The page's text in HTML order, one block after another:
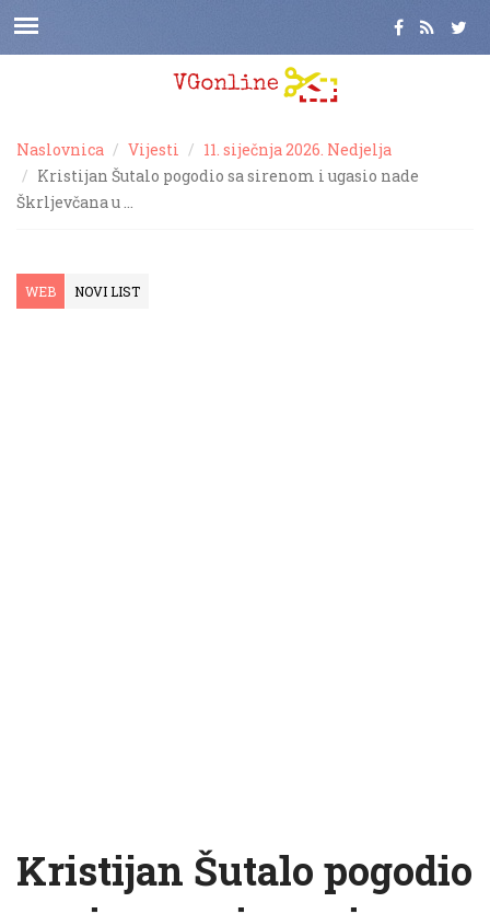
Naslovnica Vijesti
11. siječnja 2026. Nedjelja
Kristijan Šutalo pogodio sa sirenom i ugasio nade
Škrljevčana u …
WEB NOVI LIST
Kristijan Šutalo pogodio